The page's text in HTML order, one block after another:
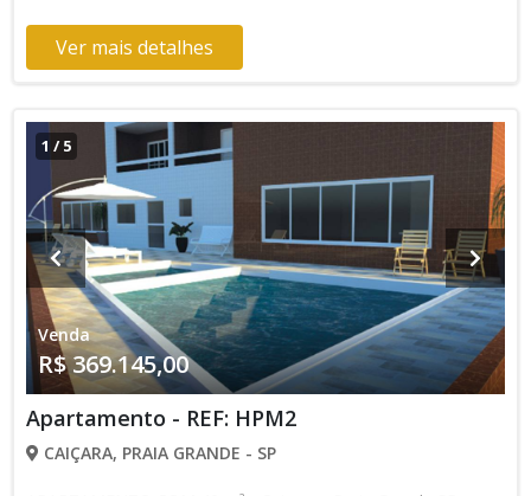
Ver mais detalhes
1 /5
Venda
R$ 369.145,00
Apartamento - REF: HPM2
CAIÇARA, PRAIA GRANDE - SP